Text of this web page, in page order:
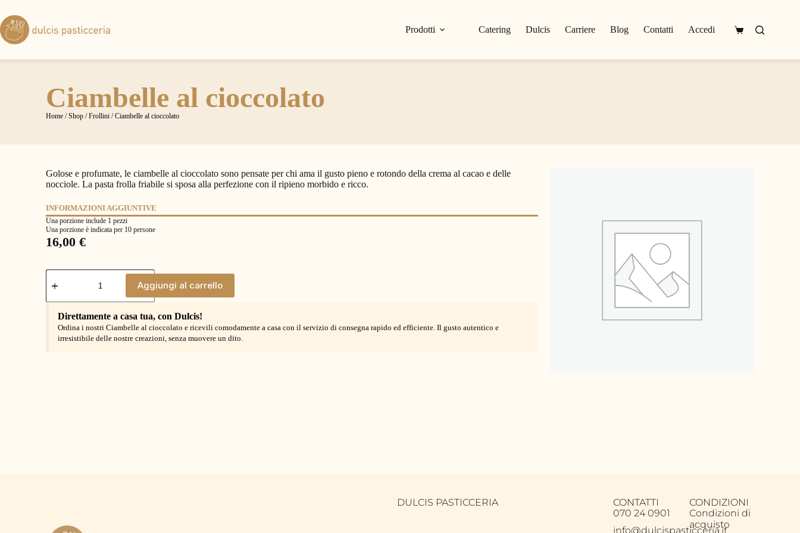
Prodotti Catering Dulcis Carriere Blog Contatti Accedi
Ciambelle al cioccolato
Home /Shop /Frollini / Ciambelle al cioccolato
Golose e profumate, le ciambelle al cioccolato sono pensate per chi ama il gusto pieno e rotondo della crema al cacao e delle
nocciole. La pasta frolla friabile si sposa alla perfezione con il ripieno morbido e ricco.
INFORMAZIONI AGGIUNTIVE
Una porzione include 1 pezzi
Una porzione è indicata per 10 persone
16,00€
Aggiungi al carrello
Direttamente a casa tua, con Dulcis!
Ordina i nostri Ciambelle al cioccolato e ricevili comodamente a casa con il servizio di consegna rapido ed efficiente. Il gusto autentico e
irresistibile delle nostre creazioni, senza muovere un dito.
DULCIS PASTICCERIA
CONTATTI
070 24 0901
info@dulcispasticceria.it
CONDIZIONI
Condizioni di
acquisto